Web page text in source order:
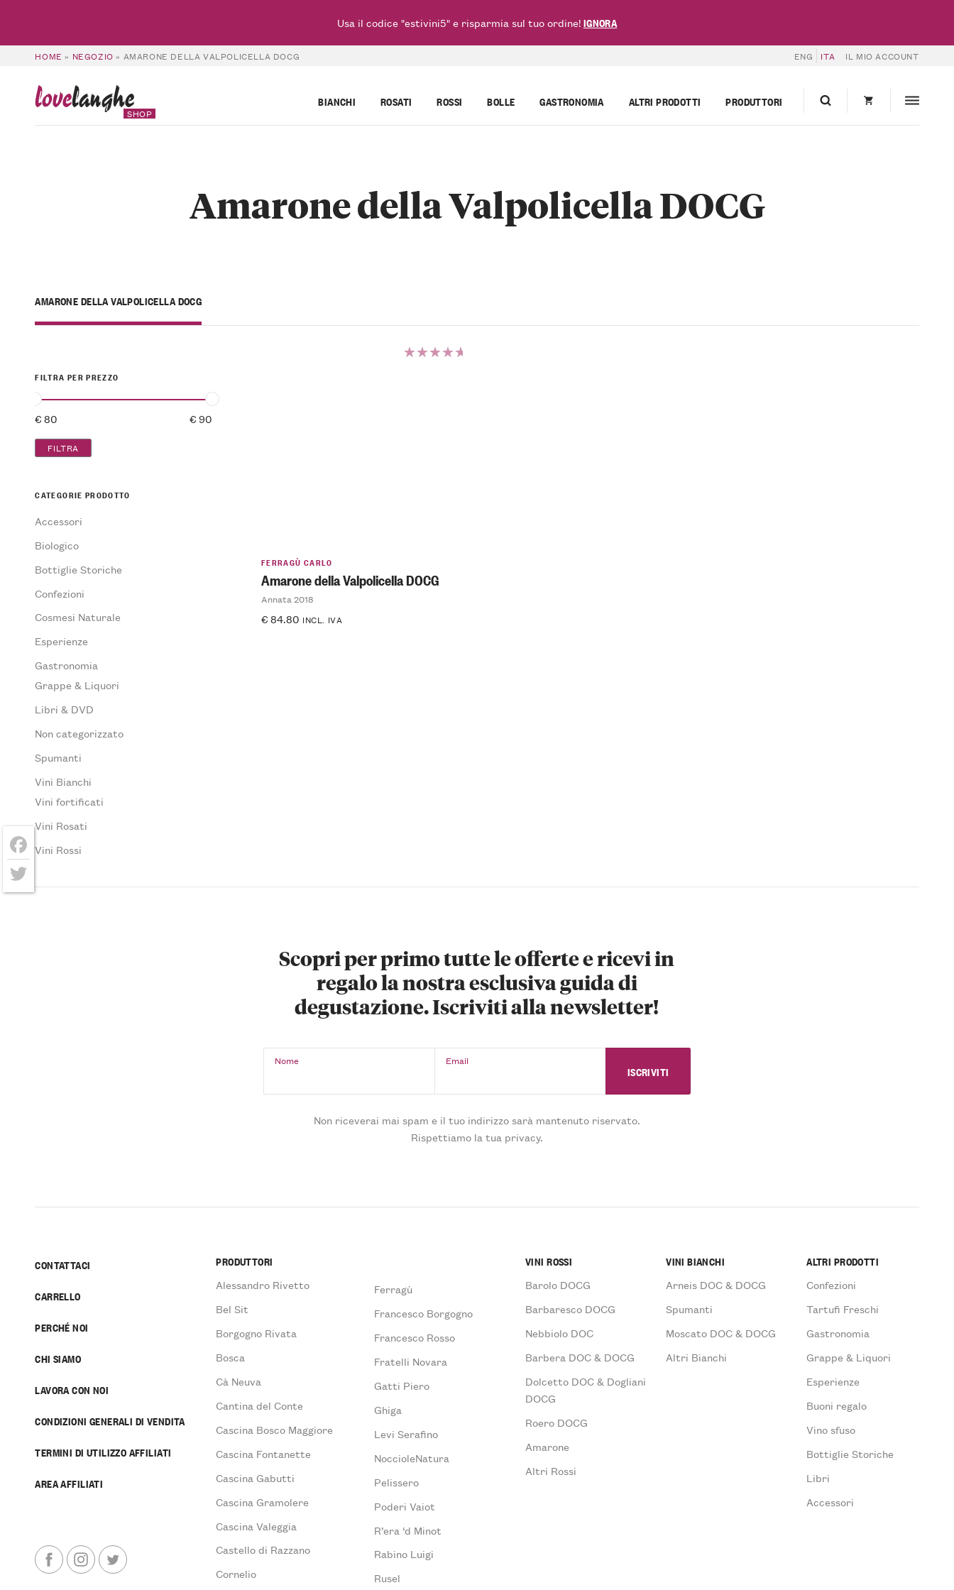
HOME » NEGOZIO » AMARONE DELLA VALPOLICELLA DOCG ENG ITA IL MIO ACCOUNT
lovelanghe
SHOP
BIANCHI ROSATI ROSSI BOLLE GASTRONOMIA ALTRI PRODOTTI PRODUTTORI
Amarone della Valpolicella DOCG
AMARONE DELLA VALPOLICELLA DOCG
FILTRA PER PREZZO
FILTRA
CATEGORIE PRODOTTO
Accessori
Biologico
Bottiglie Storiche
Confezioni
Cosmesi Naturale
Esperienze
Gastronomia
Grappe & Liquori
Libri & DVD
Non categorizzato
Spumanti
Vini Bianchi
Vini fortificati
Vini Rosati
Vini Rossi
FERRAGÙ CARLO
Amarone della Valpolicella DOCG
Annata 2018
€84.80 INCL. IVA
Scopri per primo tutte le offerte e ricevi in
regalo la nostra esclusiva guida di
degustazione. Iscriviti alla newsletter!
Nome Email
Non riceverai mai spam e il tuo indirizzo sarà mantenuto riservato.
Rispettiamo la tua privacy.
CONTATTACI
CARRELLO
PERCHÉ NOI
CHI SIAMO
LAVORA CON NOI
CONDIZIONI GENERALI DI VENDITA
TERMINI DI UTILIZZO AFFILIATI
AREA AFFILIATI
PRODUTTORI
Alessandro Rivetto
Bel Sit
Borgogno Rivata
Bosca
Cà Neuva
Cantina del Conte
Cascina Bosco Maggiore
Cascina Fontanette
Cascina Gabutti
Cascina Gramolere
Cascina Valeggia
Castello di Razzano
Cornelio
Ferragù
Francesco Borgogno
Francesco Rosso
Fratelli Novara
Gatti Piero
Ghiga
Levi Serafino
NoccioleNatura
Pelissero
Poderi Vaiot
R’era ‘d Minot
Rabino Luigi
Rusel
VINI ROSSI
Barolo DOCG
Barbaresco DOCG
Nebbiolo DOC
Barbera DOC & DOCG
Dolcetto DOC & Dogliani
DOCG
Roero DOCG
Amarone
Altri Rossi
VINI BIANCHI
Arneis DOC & DOCG
Spumanti
Moscato DOC & DOCG
Altri Bianchi
ALTRI PRODOTTI
Confezioni
Tartufi Freschi
Gastronomia
Grappe & Liquori
Esperienze
Buoni regalo
Vino sfuso
Bottiglie Storiche
Libri
Accessori
Facebook
Twitter
Usa il codice "estivini5" e risparmia sul tuo ordine!IGNORA